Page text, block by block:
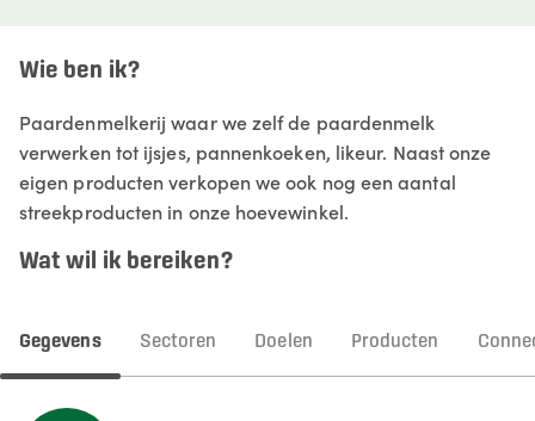
Wie ben ik?
Paardenmelkerij waar we zelf de paardenmelk
verwerken tot ijsjes, pannenkoeken, likeur. Naast onze
eigen producten verkopen we ook nog een aantal
streekproducten in onze hoevewinkel.
Wat wil ik bereiken?
Gegevens Sectoren Doelen Producten